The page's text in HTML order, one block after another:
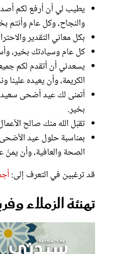
يطيب لي أن أرفع لكم أصدق
والنجاح، وكل عام وأنتم
بكل معاني التقدير
كل عام وسيادتك بخير،
يسعدني أن أتقدم لكم
الكريمة، وأن يعيده
أتمنى لك عيد أضحى سعيداً
بخير.
تقبّل الله منك صالح
بمناسبة حلول عيد
الصحة والعافية، وأن
قد ترغبين في التعرف إلى:
تهنئة الزملاء